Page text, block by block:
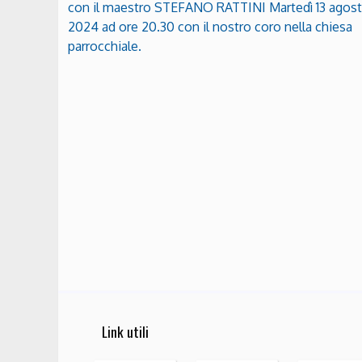
con il maestro STEFANO RATTINI Martedì 13
2024 ad ore 20.30 con il nostro coro nella chiesa
parrocchiale.
Link utili